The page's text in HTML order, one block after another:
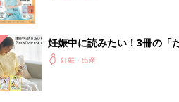
妊娠中に読みたい！3冊の「
よ」妊娠・出産